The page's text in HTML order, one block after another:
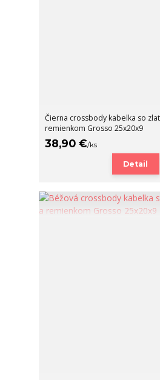
Čierna crossbody kabelka so
remienkom Grosso 25x20x9
38,90 €/ks
Detail